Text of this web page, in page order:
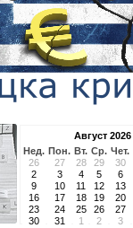
Август 2026
Нед. Пон. Вт. Ср. Чет.
26
27 28 29 30
2
3 4 5 6
9
10 11 12 13
16
17 18 19 20
23
24 25 26 27
30
31 1 2 3